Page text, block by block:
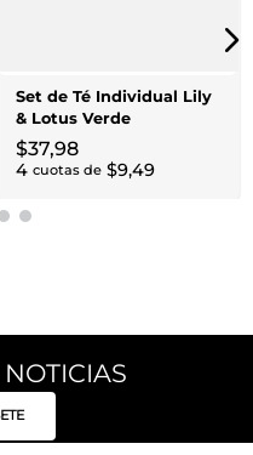
Set de Té Individual Lily
& Lotus Verde
$37,98
4 cuotas de $9,49